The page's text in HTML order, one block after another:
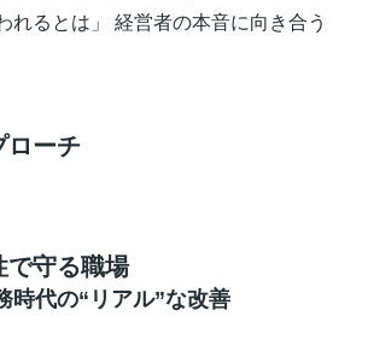
れるとは」 経営者の本音に向き合う
ローチ
で守る職場
時代の“リアル”な改善